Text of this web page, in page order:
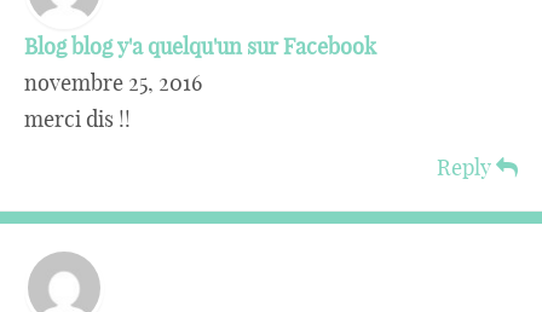
Blog blog y'a quelqu'un sur Facebook
novembre 25, 2016
merci dis !!
Reply